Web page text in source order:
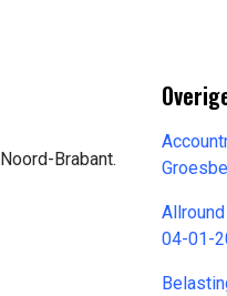
Brabant.
04-01-